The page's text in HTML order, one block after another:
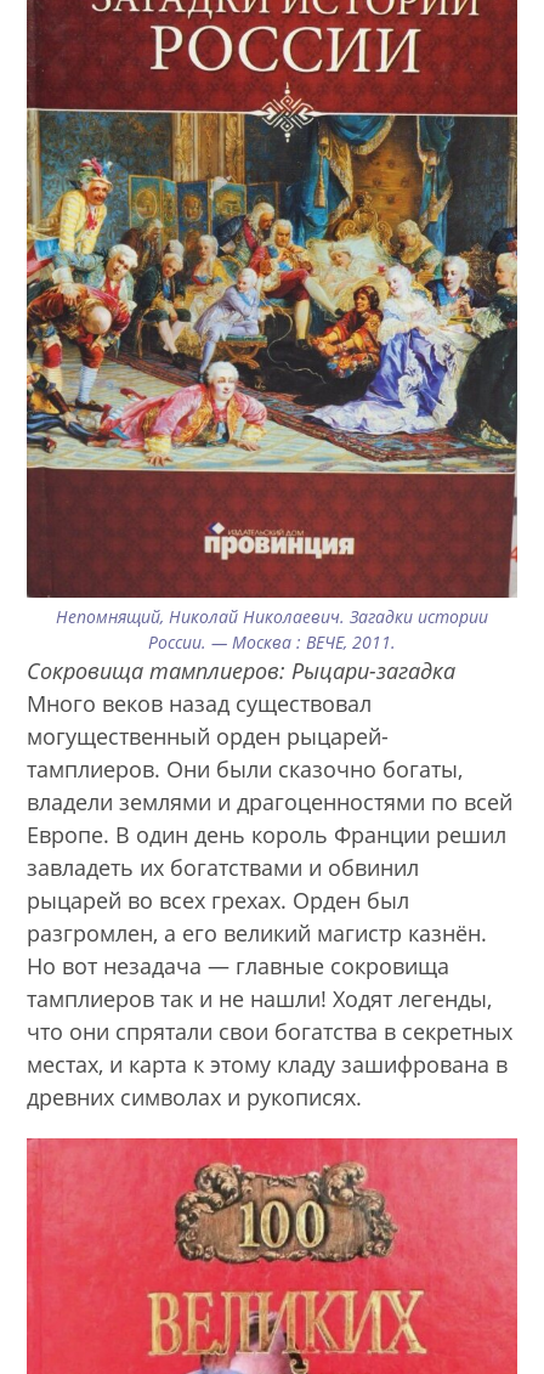
Непомнящий, Николай Николаевич. Загадки истории
России. — Москва : ВЕЧЕ, 2011.
Сокровища тамплиеров: Рыцари-загадка
Много веков назад существовал
могущественный орден рыцарей-
тамплиеров. Они были сказочно богаты,
владели землями и драгоценностями по всей
Европе. В один день король Франции решил
завладеть их богатствами и обвинил
рыцарей во всех грехах. Орден был
разгромлен, а его великий магистр казнён.
Но вот незадача — главные сокровища
тамплиеров так и не нашли! Ходят легенды,
что они спрятали свои богатства в секретных
местах, и карта к этому кладу зашифрована в
древних символах и рукописях.